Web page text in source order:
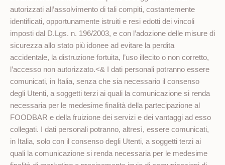
autorizzati all’assolvimento di tali compiti, costantemente
identificati, opportunamente istruiti e resi edotti dei vincoli
imposti dal D.Lgs. n. 196/2003, e con l’adozione delle misure di
sicurezza allo stato più idonee ad evitare la perdita
accidentale, la distruzione fortuita, l’uso illecito o non corretto,
l’accesso non autorizzato.<& I dati personali potranno essere
comunicati, in Italia, senza che sia necessario il consenso
degli Utenti, a soggetti terzi ai quali la comunicazione si renda
necessaria per le medesime finalità della partecipazione al
FOODBAR e della fruizione dei servizi e dei vantaggi ad esso
collegati. I dati personali potranno, altresì, essere comunicati,
in Italia, solo con il consenso degli Utenti, a soggetti terzi ai
quali la comunicazione si renda necessaria per le medesime